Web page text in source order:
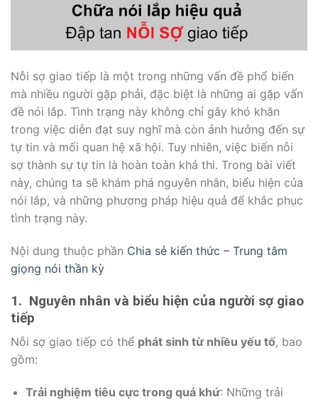
Nỗi sợ giao tiếp là một trong những vấn đề phổ biến
mà nhiều người gặp phải, đặc biệt là những ai gặp vấn
đề nói lắp. Tình trạng này không chỉ gây khó khăn
trong việc diễn đạt suy nghĩ mà còn ảnh hưởng đến sự
tự tin và mối quan hệ xã hội. Tuy nhiên, việc biến nỗi
sợ thành sự tự tin là hoàn toàn khả thi. Trong bài viết
này, chúng ta sẽ khám phá nguyên nhân, biểu hiện của
nói lắp, và những phương pháp hiệu quả để khắc phục
tình trạng này.
Nội dung thuộc phần Chia sẻ kiến thức – Trung tâm
giọng nói thần kỳ
1. Nguyên nhân và biểu hiện của người sợ giao
tiếp
Nỗi sợ giao tiếp có thể phát sinh từ nhiều yếu tố, bao
gồm:
Trải nghiệm tiêu cực trong quá khứ: Những trải